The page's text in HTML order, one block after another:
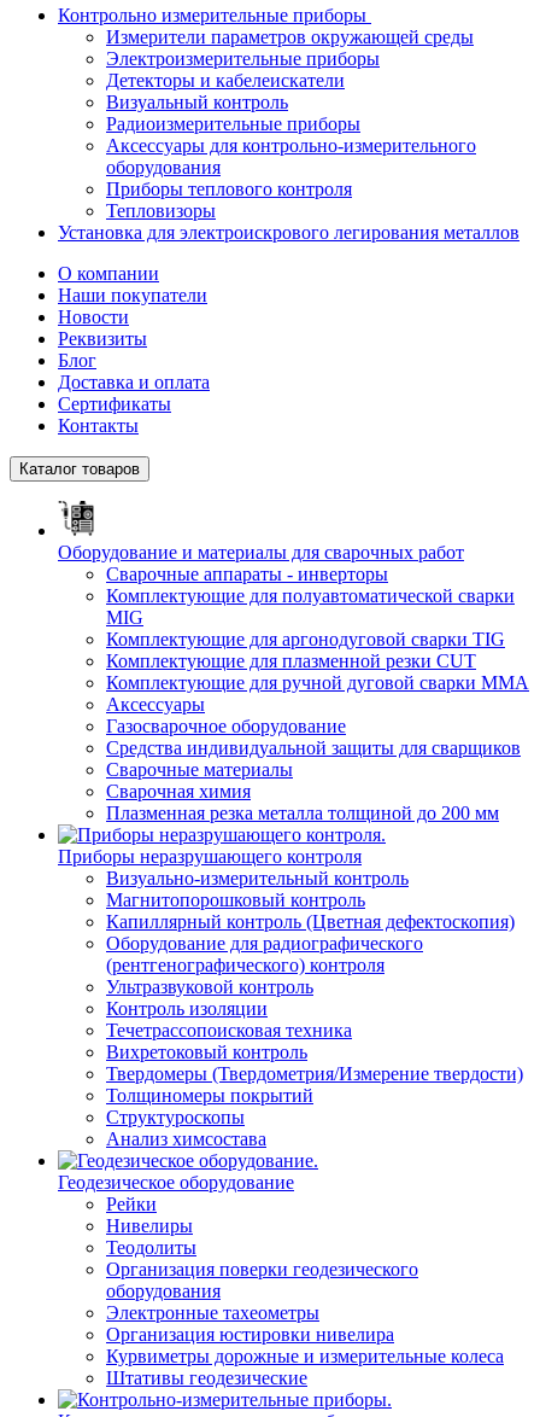
Контрольно измерительные приборы
Измерители параметров окружающей среды
Электроизмерительные приборы
Детекторы и кабелеискатели
Визуальный контроль
Радиоизмерительные приборы
Аксессуары для контрольно-измерительного
оборудования
Приборы теплового контроля
Тепловизоры
Установка для электроискрового легирования металлов
О компании
Наши покупатели
Новости
Реквизиты
Блог
Доставка и оплата
Сертификаты
Контакты
Каталог товаров
Оборудование и материалы для сварочных работ
Сварочные аппараты - инверторы
Комплектующие для полуавтоматической сварки
MIG
Комплектующие для аргонодуговой сварки TIG
Комплектующие для плазменной резки CUT
Комплектующие для ручной дуговой сварки MMA
Аксессуары
Газосварочное оборудование
Средства индивидуальной защиты для сварщиков
Сварочные материалы
Сварочная химия
Плазменная резка металла толщиной до 200 мм
Приборы неразрушающего контроля
Визуально-измерительный контроль
Магнитопорошковый контроль
Капиллярный контроль (Цветная дефектоскопия)
Оборудование для радиографического
(рентгенографического) контроля
Ультразвуковой контроль
Контроль изоляции
Течетрассопоисковая техника
Вихретоковый контроль
Твердомеры (Твердометрия/Измерение твердости)
Толщиномеры покрытий
Структуроскопы
Анализ химсостава
Геодезическое оборудование
Рейки
Нивелиры
Теодолиты
Организация поверки геодезического
оборудования
Электронные тахеометры
Организация юстировки нивелира
Курвиметры дорожные и измерительные колеса
Штативы геодезические